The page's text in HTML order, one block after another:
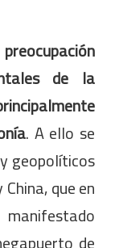
de la
. A ello se
geopolíticos
que en